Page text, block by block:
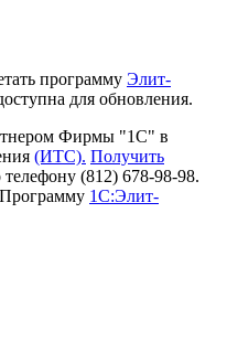
программу Элит-
для обновления.
Фирмы "1С" в
(ИТС). Получить
(812) 678-98-98.
Программу 1С:Элит-